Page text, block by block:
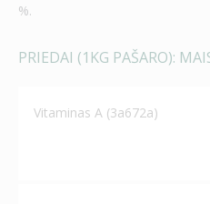
%.
PRIEDAI (1KG PAŠARO):
Vitaminas А (3а672а)